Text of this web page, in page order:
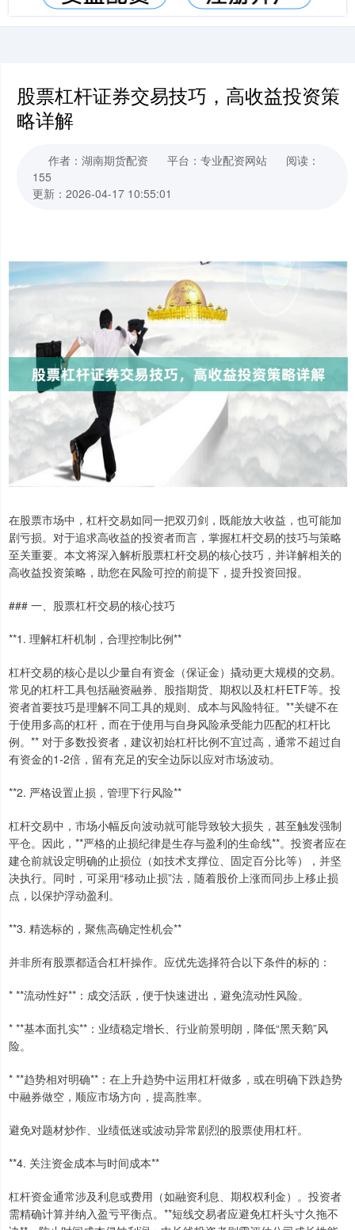
股票杠杆证券交易技巧，高收益投资策
略详解
作者：湖南期货配资 平台：专业配资网站
阅读：
155
更新：2026-04-17 10:55:01
在股票市场中，杠杆交易如同一把双刃剑，既能放大收益，也可能加
剧亏损。对于追求高收益的投资者而言，掌握杠杆交易的技巧与策略
至关重要。本文将深入解析股票杠杆交易的核心技巧，并详解相关的
高收益投资策略，助您在风险可控的前提下，提升投资回报。
### 一、股票杠杆交易的核心技巧
**1. 理解杠杆机制，合理控制比例**
杠杆交易的核心是以少量自有资金（保证金）撬动更大规模的交易。
常见的杠杆工具包括融资融券、股指期货、期权以及杠杆ETF等。投
资者首要技巧是理解不同工具的规则、成本与风险特征。**关键不在
于使用多高的杠杆，而在于使用与自身风险承受能力匹配的杠杆比
例。** 对于多数投资者，建议初始杠杆比例不宜过高，通常不超过自
有资金的1-2倍，留有充足的安全边际以应对市场波动。
**2. 严格设置止损，管理下行风险**
杠杆交易中，市场小幅反向波动就可能导致较大损失，甚至触发强制
平仓。因此，**严格的止损纪律是生存与盈利的生命线**。投资者应在
建仓前就设定明确的止损位（如技术支撑位、固定百分比等），并坚
决执行。同时，可采用“移动止损”法，随着股价上涨而同步上移止损
点，以保护浮动盈利。
**3. 精选标的，聚焦高确定性机会**
并非所有股票都适合杠杆操作。应优先选择符合以下条件的标的：
* **流动性好**：成交活跃，便于快速进出，避免流动性风险。
* **基本面扎实**：业绩稳定增长、行业前景明朗，降低“黑天鹅”风
险。
* **趋势相对明确**：在上升趋势中运用杠杆做多，或在明确下跌趋势
中融券做空，顺应市场方向，提高胜率。
避免对题材炒作、业绩低迷或波动异常剧烈的股票使用杠杆。
**4. 关注资金成本与时间成本**
杠杆资金通常涉及利息或费用（如融资利息、期权权利金）。投资者
需精确计算并纳入盈亏平衡点。**短线交易者应避免杠杆头寸久拖不